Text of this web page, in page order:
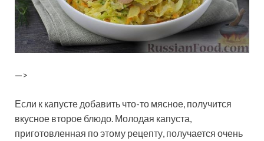
—>
Если к капусте добавить что-то мясное, получится
вкусное второе блюдо. Молодая капуста,
приготовленная по этому рецепту, получается очень